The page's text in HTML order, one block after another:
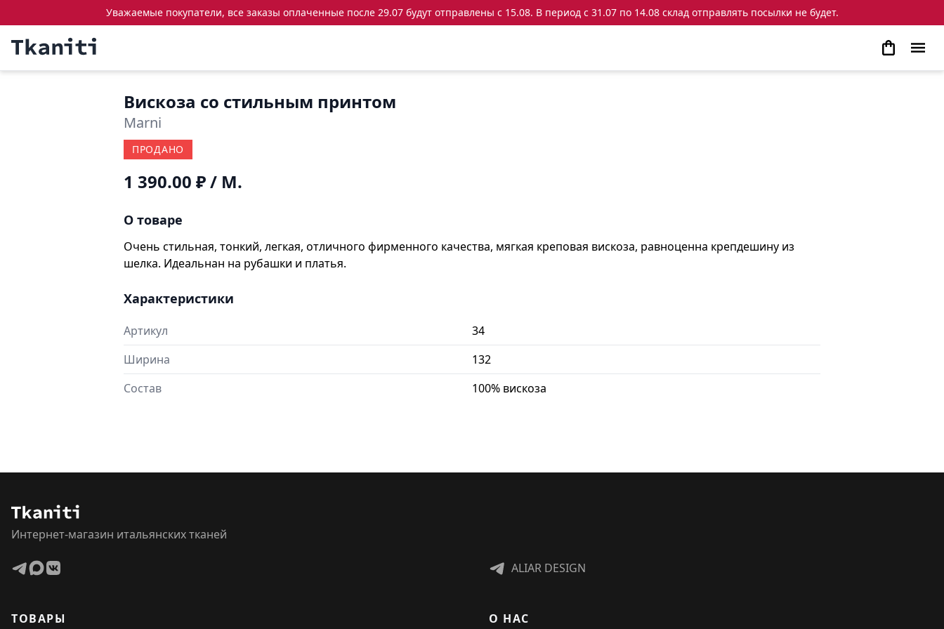
Уважаемые покупатели, все заказы оплаченные после 29.07 будут отправлены с 15.08. В период с 31.07 по 14.08 склад отправлять посылки не будет.
Вискоза со стильным принтом
Marni
ПРОДАНО
1 390.00 ₽/ М.
О товаре
Очень стильная, тонкий, легкая, отличного фирменного качества, мягкая креповая вискоза, равноценна крепдешину из
шелка. Идеальнан на рубашки и платья.
Характеристики
Артикул
34
Ширина
132
Состав
100% вискоза
Интернет-магазин итальянских тканей
ALIAR DESIGN
ТОВАРЫ О НАС